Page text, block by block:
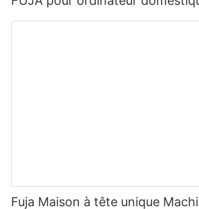
chapeaux, casquettes, t-shirts,
Fuja Maison à tête unique